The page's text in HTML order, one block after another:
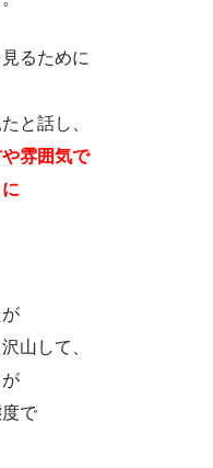
るために
と話し、
雰囲気で
山して、
で